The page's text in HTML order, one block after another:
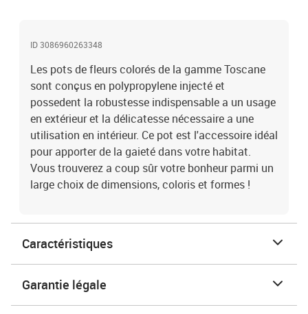
ID 3086960263348
Les pots de fleurs colorés de la gamme Toscane
sont conçus en polypropylene injecté et
possedent la robustesse indispensable a un usage
en extérieur et la délicatesse nécessaire a une
utilisation en intérieur. Ce pot est l'accessoire idéal
pour apporter de la gaieté dans votre habitat.
Vous trouverez a coup sûr votre bonheur parmi un
large choix de dimensions, coloris et formes !
Caractéristiques
Garantie légale